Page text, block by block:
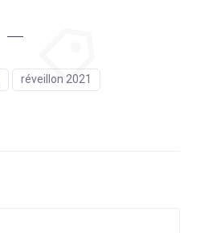
réveillon 2021